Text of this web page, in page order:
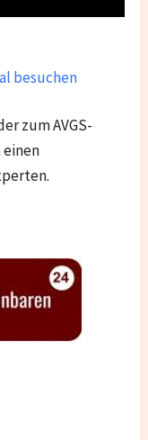
besuchen
zum AVGS-
einen